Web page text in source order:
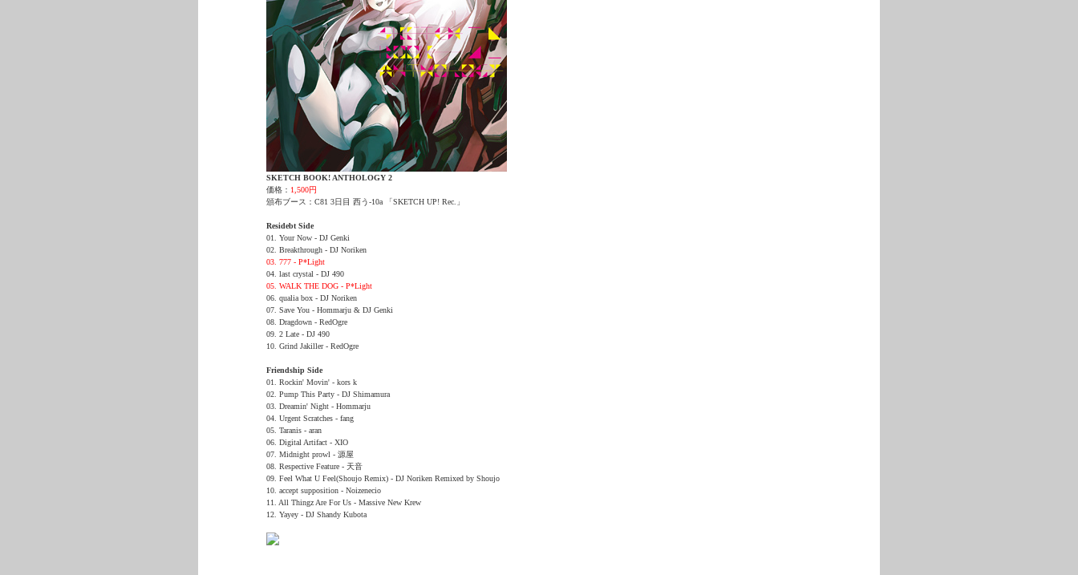
SKETCH BOOK! ANTHOLOGY 2
価格： 1,500円
頒布ブース：C81 3日目 西う-10a 「SKETCH UP! Rec.」
Residebt Side
01. Your Now - DJ Genki
02. Breakthrough - DJ Noriken
03. 777 - P*Light
04. last crystal - DJ 490
05. WALK THE DOG - P*Light
06. qualia box - DJ Noriken
07. Save You - Hommarju & DJ Genki
08. Dragdown - RedOgre
09. 2 Late - DJ 490
10. Grind Jakiller - RedOgre
Friendship Side
01. Rockin' Movin' - kors k
02. Pump This Party - DJ Shimamura
03. Dreamin' Night - Hommarju
04. Urgent Scratches - fang
05. Taranis - aran
06. Digital Artifact - XIO
07. Midnight prowl - 源屋
08. Respective Feature - 天音
09. Feel What U Feel(Shoujo Remix) - DJ Noriken Remixed by Shoujo
10. accept supposition - Noizenecio
11. All Thingz Are For Us - Massive New Krew
12. Yayey - DJ Shandy Kubota